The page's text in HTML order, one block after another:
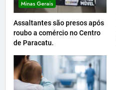
Minas Gerais
Assaltantes são presos após
roubo a comércio no Centro
de Paracatu.